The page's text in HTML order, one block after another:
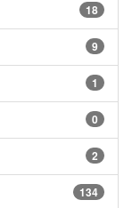
18
9
1
0
2
134